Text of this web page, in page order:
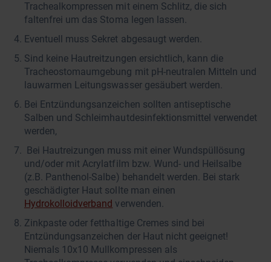
Trachealkompressen mit einem Schlitz, die sich
faltenfrei um das Stoma legen lassen.
Eventuell muss Sekret abgesaugt werden.
Sind keine Hautreitzungen ersichtlich, kann die
Tracheostomaumgebung mit pH-neutralen Mitteln und
lauwarmen Leitungswasser gesäubert werden.
Bei Entzündungsanzeichen sollten antiseptische
Salben und Schleimhautdesinfektionsmittel verwendet
werden,
Bei Hautreizungen muss mit einer Wundspüllösung
und/oder mit Acrylatfilm bzw. Wund- und Heilsalbe
(z.B. Panthenol-Salbe) behandelt werden. Bei stark
geschädigter Haut sollte man einen
Hydrokolloidverband verwenden.
Zinkpaste oder fetthaltige Cremes sind bei
Entzündungsanzeichen der Haut nicht geeignet!
Niemals 10x10 Mullkompressen als